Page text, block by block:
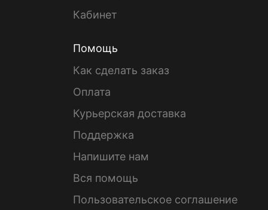
Кабинет
Помощь
Как сделать заказ
Оплата
Курьерская доставка
Поддержка
Напишите нам
Вся помощь
Пользовательское соглашение